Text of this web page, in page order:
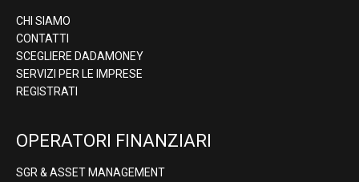
CHI SIAMO
CONTATTI
SCEGLIERE DADAMONEY
SERVIZI PER LE IMPRESE
REGISTRATI
OPERATORI FINANZIARI
SGR & ASSET MANAGEMENT